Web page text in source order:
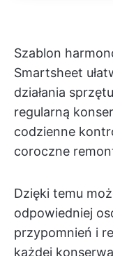
Szablon
Smartsheet
działania
regularną
codzienne
coroczne
Dzięki temu
odpowiedniej
przypomnień i
każdej